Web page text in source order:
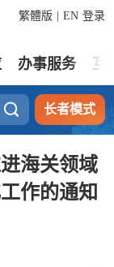
登录
繁體版 EN
办事服务 互
 长者模式
海关领域
作的通知